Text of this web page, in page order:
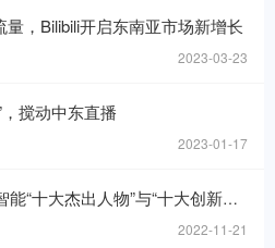
，Bilibili开启东南亚市场新增长
2023-03-23
搅动中东直播
2023-01-17
杰出人物”与“十大创新应用”榜单发布！
2022-11-21